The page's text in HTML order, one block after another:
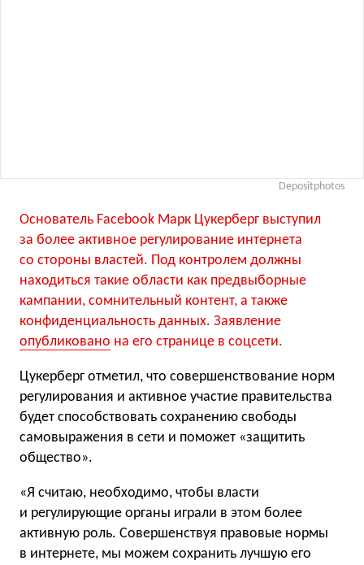
Depositphotos
Основатель Facebook Марк Цукерберг выступил
за более активное регулирование интернета
со стороны властей. Под контролем должны
находиться такие области как предвыборные
кампании, сомнительный контент, а также
конфиденциальность данных. Заявление
опубликовано на его странице в соцсети.
Цукерберг отметил, что совершенствование норм
регулирования и активное участие правительства
будет способствовать сохранению свободы
самовыражения в сети и поможет «защитить
общество».
«Я считаю, необходимо, чтобы власти
и регулирующие органы играли в этом более
активную роль. Совершенствуя правовые нормы
в интернете, мы можем сохранить лучшую его